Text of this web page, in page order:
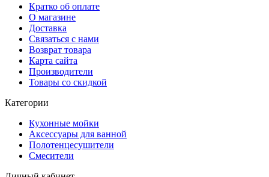
Кратко об оплате
О магазине
Доставка
Связаться с нами
Возврат товара
Карта сайта
Производители
Товары со скидкой
Категории
Кухонные мойки
Аксессуары для ванной
Полотенцесушители
Смесители